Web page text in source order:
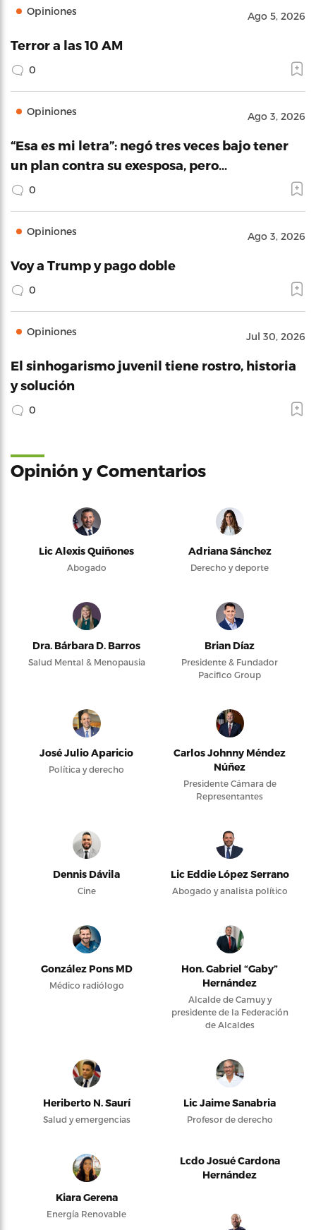
Opiniones Ago 5, 2026
Terror a las 10 AM
0
Opiniones Ago 3, 2026
“Esa es mi letra”: negó tres veces bajo tener
un plan contra su exesposa, pero…
0
Opiniones Ago 3, 2026
Voy a Trump y pago doble
0
Opiniones Jul 30, 2026
El sinhogarismo juvenil tiene rostro, historia
y solución
0
Opinión y Comentarios
Lic Alexis Quiñones
Abogado
Adriana Sánchez
Derecho y deporte
Dra. Bárbara D. Barros
Salud Mental & Menopausia
Brian Díaz
Presidente & Fundador
Pacifico Group
José Julio Aparicio
Política y derecho
Carlos Johnny Méndez
Núñez
Presidente Cámara de
Representantes
Dennis Dávila
Cine
Lic Eddie López Serrano
Abogado y analista político
González Pons MD
Médico radiólogo
Hon. Gabriel “Gaby”
Hernández
Alcalde de Camuy y
presidente de la Federación
de Alcaldes
Heriberto N. Saurí
Salud y emergencias
Lic Jaime Sanabria
Profesor de derecho
Kiara Gerena
Energía Renovable
Lcdo Josué Cardona
Hernández